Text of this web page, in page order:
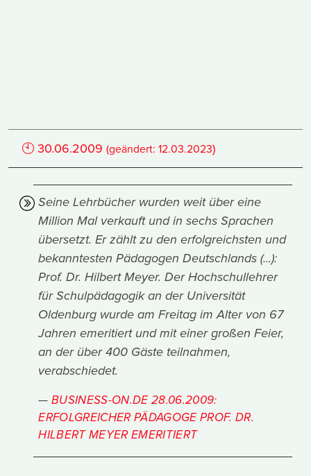
🕙30.06.2009 (geändert:12.03.2023)
Seine Lehrbücher wurden weit über eine
Million Mal verkauft und in sechs Sprachen
übersetzt. Er zählt zu den erfolgreichsten und
bekanntesten Pädagogen Deutschlands (...):
Prof. Dr. Hilbert Meyer. Der Hochschullehrer
für Schulpädagogik an der Universität
Oldenburg wurde am Freitag im Alter von 67
Jahren emeritiert und mit einer großen Feier,
an der über 400 Gäste teilnahmen,
verabschiedet.
BUSINESS-ON.DE 28.06.2009:
ERFOLGREICHER PÄDAGOGE PROF. DR.
HILBERT MEYER EMERITIERT